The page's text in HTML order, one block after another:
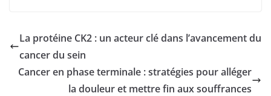
La protéine CK2 : un acteur clé dans l’avancement du
cancer du sein
Cancer en phase terminale : stratégies pour alléger
la douleur et mettre fin aux souffrances